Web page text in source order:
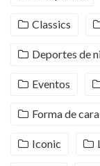
Classics
Deportes de
Eventos
Forma de cara
Iconic